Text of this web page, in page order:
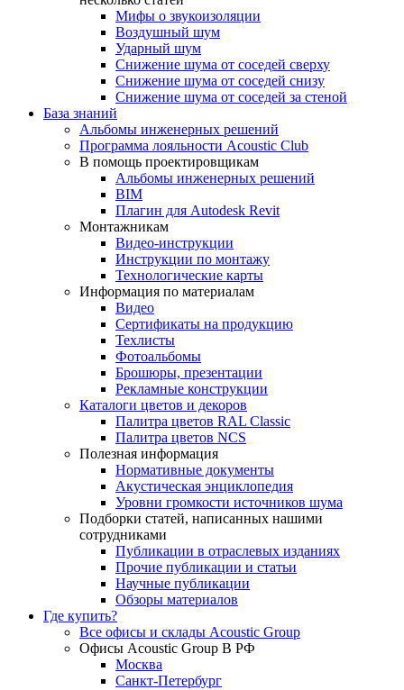
Мифы о звукоизоляции
Воздушный шум
Ударный шум
Снижение шума от соседей сверху
Снижение шума от соседей снизу
Снижение шума от соседей за стеной
База знаний
Альбомы инженерных решений
Программа лояльности Acoustic Club
В помощь проектировщикам
Альбомы инженерных решений
BIM
Плагин для Autodesk Revit
Монтажникам
Видео-инструкции
Инструкции по монтажу
Технологические карты
Информация по материалам
Видео
Сертификаты на продукцию
Техлисты
Фотоальбомы
Брошюры, презентации
Рекламные конструкции
Каталоги цветов и декоров
Палитра цветов RAL Сlassic
Палитра цветов NCS
Полезная информация
Нормативные документы
Акустическая энциклопедия
Уровни громкости источников шума
Подборки статей, написанных нашими
сотрудниками
Публикации в отраслевых изданиях
Прочие публикации и статьи
Научные публикации
Обзоры материалов
Где купить?
Все офисы и склады Acoustic Group
Офисы Acoustic Group В РФ
Москва
Санкт-Петербург